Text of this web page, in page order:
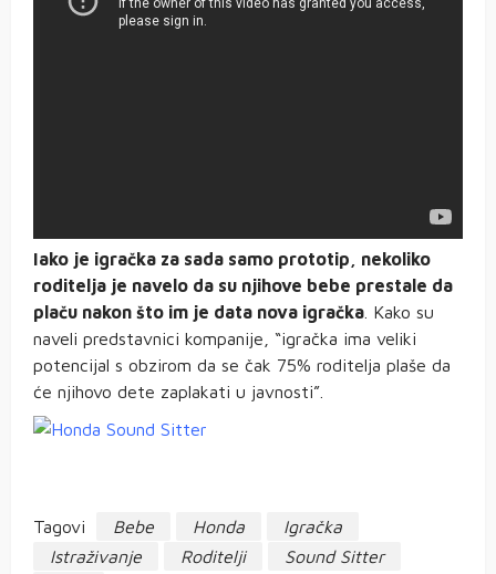
Iako je igračka za sada samo prototip, nekoliko
roditelja je navelo da su njihove bebe prestale da
plaču nakon što im je data nova igračka . Kako su
naveli predstavnici kompanije, “igračka ima veliki
potencijal s obzirom da se čak 75% roditelja plaše da
će njihovo dete zaplakati u javnosti”.
Tagovi Bebe Honda
Igračka
Istraživanje
Roditelji
Sound Sitter